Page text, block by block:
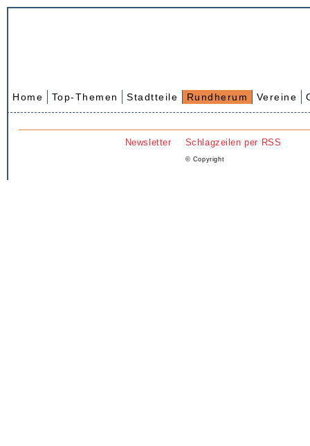
Home Top-Themen Stadtteile Rundherum Vereine
Newsletter Schlagzeilen per RSS
© Copyright